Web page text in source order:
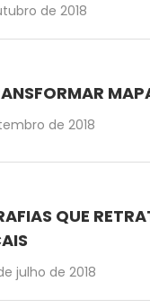
de 2018
de 2018
QUE
julho de 2018